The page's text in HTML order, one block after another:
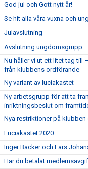
God jul och Gott nytt år!
Se hit alla våra vuxna och
Julavslutning
Avslutning ungdomsgrupp
Nu håller vi ut ett litet tag till
från klubbens ordförande
Ny variant av luciakastet
Ny arbetsgrupp för att ta
inriktningsbeslut om
Nya restriktioner på
Luciakastet 2020
Inger Bäcker och Lars
Har du betalat